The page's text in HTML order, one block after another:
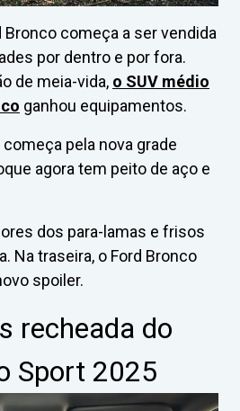
Bronco começa a ser vendida
por dentro e por fora.
de meia-vida, o SUV médio
ganhou equipamentos.
pela nova grade
agora tem peito de aço e
dos para-lamas e frisos
Na traseira, o Ford Bronco
spoiler.
recheada do
Sport 2025